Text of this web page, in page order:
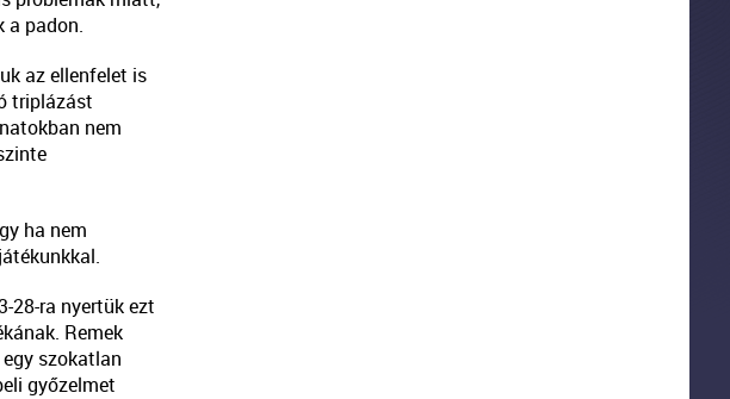
a padon.
az ellenfelet is
triplázást
nem
ha nem
28-ra nyertük ezt
Remek
szokatlan
győzelmet